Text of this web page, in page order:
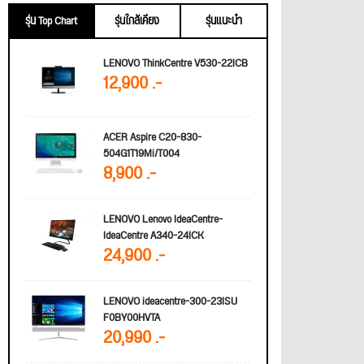
รุ่น Top Chart รุ่นใกล้เคียง
รุ่นแนะนำ
LENOVO ThinkCentre V530-22ICB
12,900 .-
ACER Aspire C20-830-
504G1T19Mi/T004
8,900 .-
LENOVO Lenovo IdeaCentre-
IdeaCentre A340-24ICK
24,900 .-
LENOVO ideacentre-300-23ISU
F0BY00HVTA
20,990 .-